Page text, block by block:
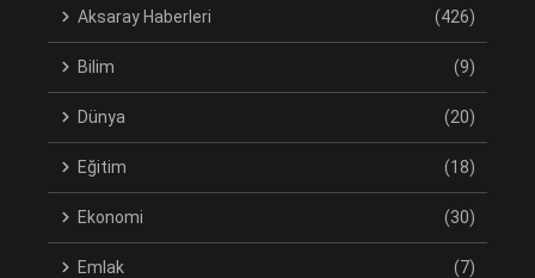
Aksaray Haberleri (426)
Bilim (9)
Dünya (20)
Eğitim (18)
Ekonomi (30)
Emlak (7)